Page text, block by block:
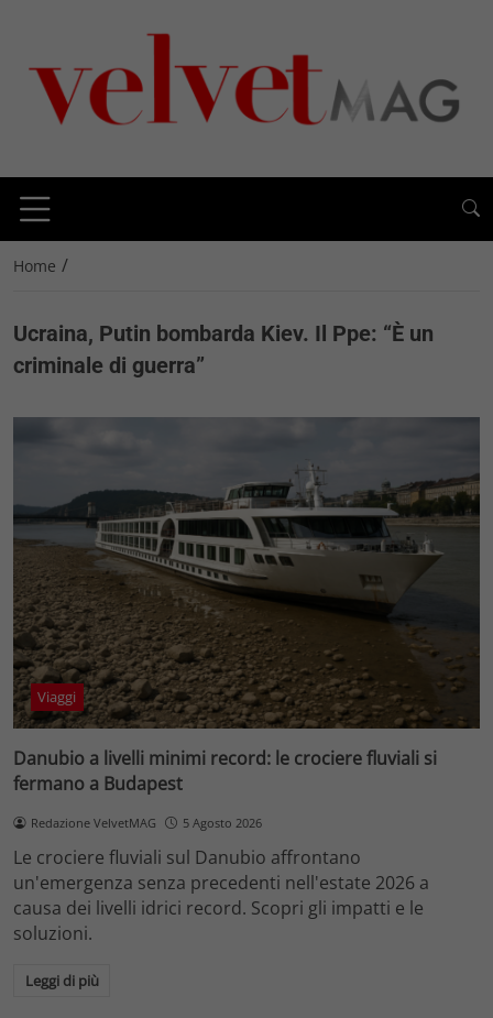
Home /
Ucraina, Putin bombarda Kiev. Il Ppe: “È un
criminale di guerra”
Viaggi
Danubio a livelli minimi record: le crociere fluviali si
fermano a Budapest
Redazione VelvetMAG 5 Agosto 2026
Le crociere fluviali sul Danubio affrontano
un'emergenza senza precedenti nell'estate 2026 a
causa dei livelli idrici record. Scopri gli impatti e le
soluzioni.
Leggi di più